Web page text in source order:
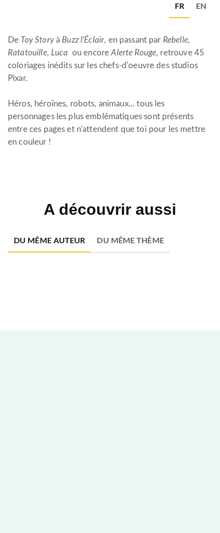
FR EN
De Toy Storyà Buzz l'Éclair, en passant par Rebelle,
Ratatouille, Luca ou encoreAlerte Rouge, retrouve 45
coloriages inédits sur les chefs-d'oeuvre des studios
Pixar.
Héros, héroïnes, robots, animaux... tous les
personnages les plus emblématiques sont présents
entre ces pages et n'attendent que toi pour les mettre
en couleur !
A découvrir aussi
DU MÊME AUTEUR DU MÊME THÈME